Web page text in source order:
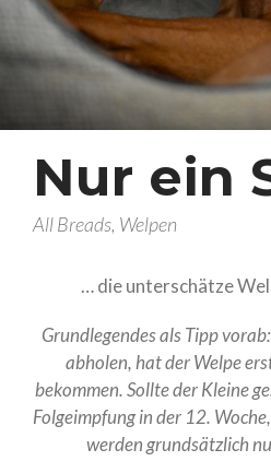
Nur ein
All Breads, Welpen
… die unterschätze
Grundlegendes als Tipp
abholen, hat der Welpe
bekommen. Sollte der Kleine
Folgeimpfung in der 12.
werden grundsätzlich